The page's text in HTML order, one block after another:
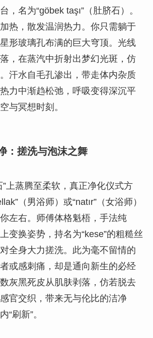
，名为“göbek taşı”（肚脐石）。
热，散发温润热力。你只需躺于
形玻璃孔布满的巨大穹顶。光线
，在蒸汽中折射出梦幻光斑，仿
汗水自毛孔渗出，带走体内杂质
力中渐趋松弛，呼吸变得深沉平
与冥想时刻。
：搓洗与泡沫之舞
”上蒸腾至柔软，真正净化仪式方
（男浴师）或“natır”（女浴师）
左右。师傅体格魁梧，手法纯
变换姿势，持名为“kese”的粗糙丝
全身大力搓洗。此为毫不留情的
或感刺痛，却是通向新生的必经
灰黑死皮从肌肤剥落，仿若脱去
官交织，带来无与伦比的洁净
“刷新”。